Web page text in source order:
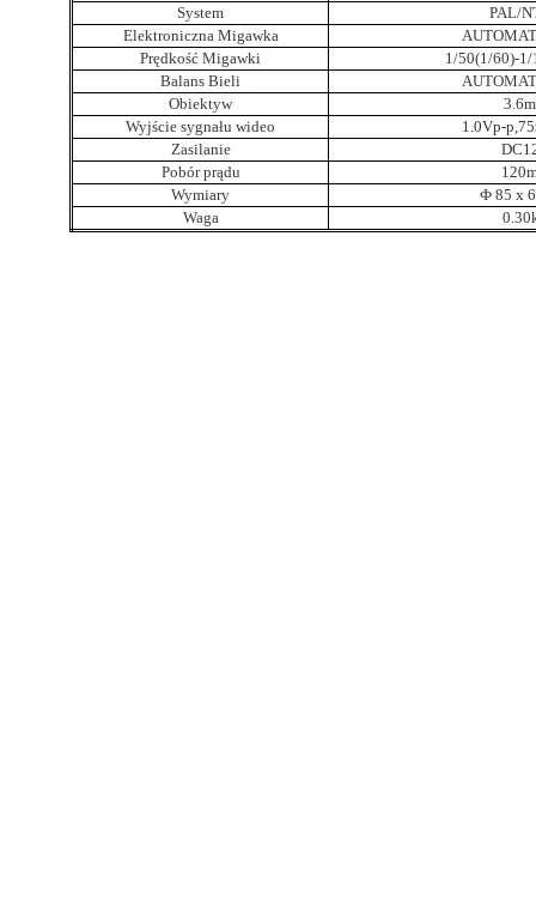
System
PAL/
Elektroniczna Migawka
Prędkość Migawki
1/50(1/60)-1/
Balans Bieli
Obiektyw
Wyjście sygnału wideo
1.0Vp-
Zasilanie
Pobór prądu
Wymiary
Ф 85 x
Waga